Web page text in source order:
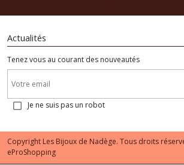
Actualités
Tenez vous au courant des nouveautés
Je ne suis pas un robot
Copyright Les Bijoux de Nadège. Tous droits
eProShopping